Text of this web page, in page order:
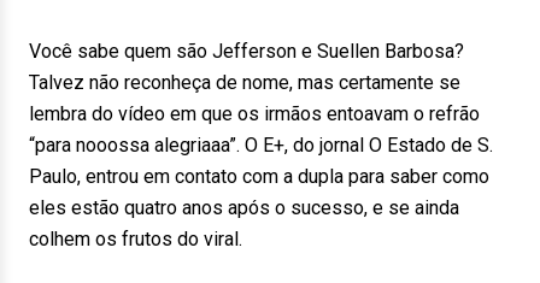
Você sabe quem são Jefferson e Suellen Barbosa?
Talvez não reconheça de nome, mas certamente se
lembra do vídeo em que os irmãos entoavam o refrão
“para nooossa alegriaaa”. O E+, do jornal O Estado de S.
Paulo, entrou em contato com a dupla para saber como
eles estão quatro anos após o sucesso, e se ainda
colhem os frutos do viral.